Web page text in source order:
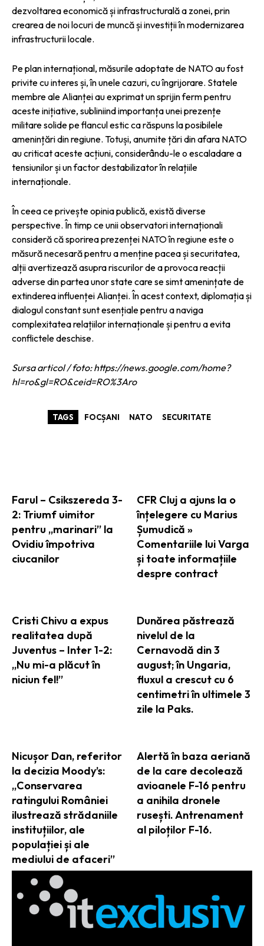
Farul – Csikszereda 3-
2: Triumf uimitor
pentru „marinari” la
Ovidiu împotriva
ciucanilor
CFR Cluj a ajuns la o
înțelegere cu Marius
Șumudică »
Comentariile lui Varga
și toate informațiile
despre contract
Cristi Chivu a expus
realitatea după
Juventus – Inter 1-2:
„Nu mi-a plăcut în
niciun fel!”
Dunărea păstrează
nivelul de la
Cernavodă din 3
august; în Ungaria,
fluxul a crescut cu 6
centimetri în ultimele 3
zile la Paks.
Nicușor Dan, referitor
la decizia Moody’s:
„Conservarea
ratingului României
ilustrează strădaniile
instituțiilor, ale
populației și ale
mediului de afaceri”
Alertă în baza aeriană
de la care decolează
avioanele F-16 pentru
a anihila dronele
rusești. Antrenament
al piloților F-16.
dezvoltarea economică și infrastructurală a zonei, prin
crearea de noi locuri de muncă și investiții în modernizarea
infrastructurii locale.
Pe plan internațional, măsurile adoptate de NATO au fost
privite cu interes și, în unele cazuri, cu îngrijorare. Statele
membre ale Alianței au exprimat un sprijin ferm pentru
aceste inițiative, subliniind importanța unei prezențe
militare solide pe flancul estic ca răspuns la posibilele
amenințări din regiune. Totuși, anumite țări din afara NATO
au criticat aceste acțiuni, considerându-le o escaladare a
tensiunilor și un factor destabilizator în relațiile
internaționale.
În ceea ce privește opinia publică, există diverse
perspective. În timp ce unii observatori internaționali
consideră că sporirea prezenței NATO în regiune este o
măsură necesară pentru a menține pacea și securitatea,
alții avertizează asupra riscurilor de a provoca reacții
adverse din partea unor state care se simt amenințate de
extinderea influenței Alianței. În acest context, diplomația și
dialogul constant sunt esențiale pentru a naviga
complexitatea relațiilor internaționale și pentru a evita
conflictele deschise.
Sursa articol / foto: https://news.google.com/home?
hl=ro&gl=RO&ceid=RO%3Aro
TAGS FOCȘANI NATO SECURITATE